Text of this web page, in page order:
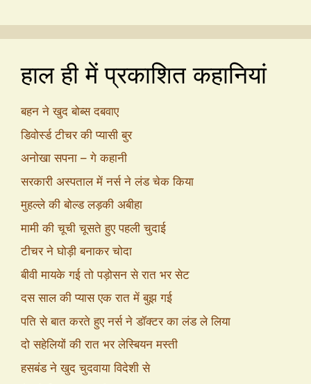
हाल ही में प्रकाशित कहानियां
बहन ने खुद बोब्स दबवाए
डिवोर्स्ड टीचर की प्यासी बुर
अनोखा सपना – गे कहानी
सरकारी अस्पताल में नर्स ने लंड चेक किया
मुहल्ले की बोल्ड लड़की अबीहा
मामी की चूची चूसते हुए पहली चुदाई
टीचर ने घोड़ी बनाकर चोदा
बीवी मायके गई तो पड़ोसन से रात भर सेट
दस साल की प्यास एक रात में बुझ गई
पति से बात करते हुए नर्स ने डॉक्टर का लंड ले लिया
दो सहेलियों की रात भर लेस्बियन मस्ती
हसबंड ने खुद चुदवाया विदेशी से